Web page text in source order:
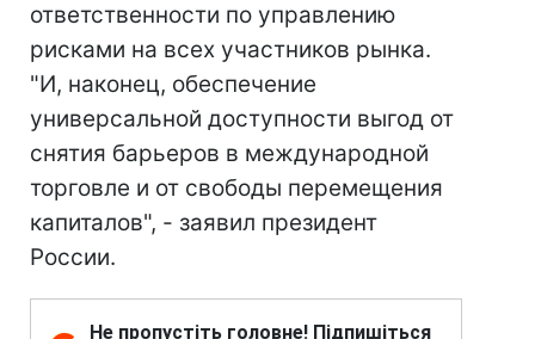
ответственности по управлению
рисками на всех участников рынка.
"И, наконец, обеспечение
универсальной доступности выгод от
снятия барьеров в международной
торговле и от свободы перемещения
капиталов", - заявил президент
России.
Не пропустіть головне! Підпишіться